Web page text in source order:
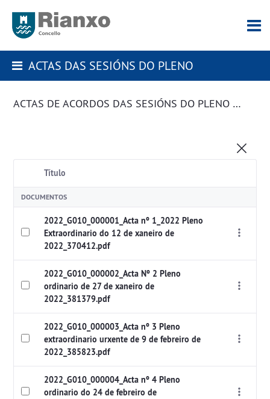
ACTAS DAS SESIÓNS DO PLENO
ACTAS DE ACORDOS DAS SESIÓNS DO PLENO DA CORPORACIÓN
Título
DOCUMENTOS
2022_G010_000001_Acta nº 1_2022 Pleno
Extraordinario do 12 de xaneiro de
2022_370412.pdf
2022_G010_000002_Acta Nº 2 Pleno
ordinario de 27 de xaneiro de
2022_381379.pdf
2022_G010_000003_Acta nº 3 Pleno
extraordinario urxente de 9 de febreiro de
2022_385823.pdf
2022_G010_000004_Acta nº 4 Pleno
ordinario do 24 de febreiro de